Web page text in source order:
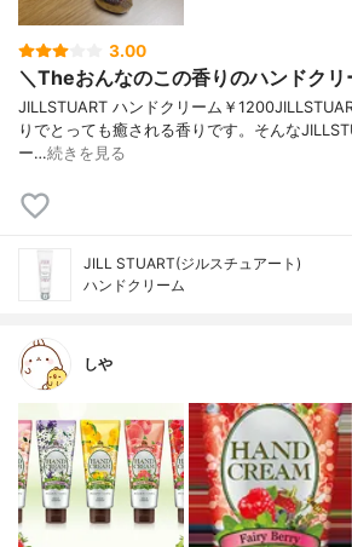
3.00
＼Theおんなのこの香りのハンドクリ
JILLSTUART ハンドクリーム￥
りでとっても癒される香りです。そんな
ー…続きを見る
JILL STUART(ジルスチュアート)
ハンドクリーム
しや